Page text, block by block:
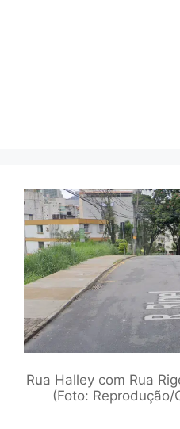
Rua Halley com Rua
(Foto: